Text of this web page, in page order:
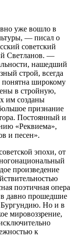
уже вошло в
— писал о
советский
Светланов. —
нашедший
строй, всегда
понятна широкому
в стройную,
им созданы
признание
Постоянный и
«Реквиема»,
и песен».
эпохи, от
произведение
поэтичная опера
давно прошедшие
Но и в
мировоззрение,
к